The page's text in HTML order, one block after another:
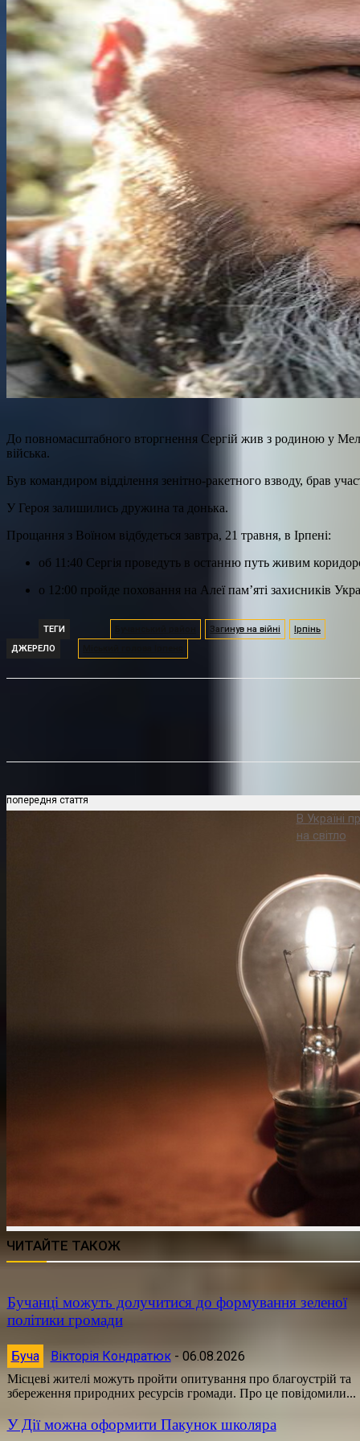
До повномасштабного вторгнення Сергій жив з родиною у
війська.
Був командиром відділення зенітно-ракетного взводу, брав
У Героя залишились дружина та донька.
Прощання з Воїном відбудеться завтра, 21 травня, в Ірпені:
об 11:40 Сергія проведуть в останню путь живим
о 12:00 пройде поховання на Алеї пам’яті захисників
ТЕГИ Загинув на війні
Ірпінь
ДЖЕРЕЛО
попередня стаття
В Україні
на світло
ЧИТАЙТЕ ТАКОЖ
Бучанці можуть долучитися до формування зеленої
політики громади
Буча Вікторія Кондратюк - 06.08.2026
Місцеві жителі можуть пройти опитування про благоустрій та
збереження природних ресурсів громади. Про це повідомили...
У Дії можна оформити Пакунок школяра